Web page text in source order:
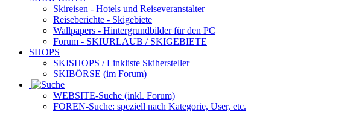
Skireisen - Hotels und Reiseveranstalter
Reiseberichte - Skigebiete
Wallpapers - Hintergrundbilder für den PC
Forum - SKIURLAUB / SKIGEBIETE
SHOPS
SKISHOPS / Linkliste Skihersteller
SKIBÖRSE (im Forum)
WEBSITE-Suche (inkl. Forum)
FOREN-Suche: speziell nach Kategorie, User, etc.